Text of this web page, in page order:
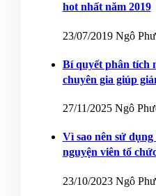
hot nhất năm 2019
23/07/2019 Ngô
Bí quyết phân tích
chuyên gia giúp
27/11/2025 Ngô
Vì sao nên sử
nguyện viên tổ
23/10/2023 Ngô